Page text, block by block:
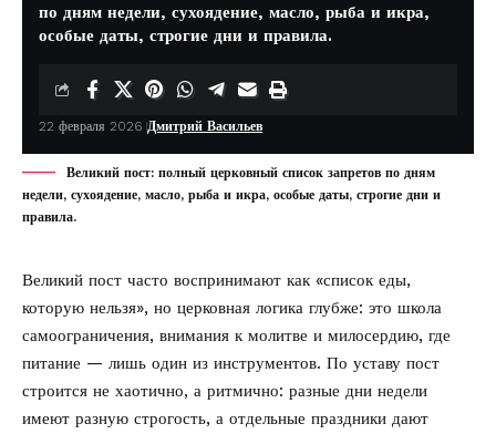
по дням недели, сухоядение, масло, рыба и икра,
особые даты, строгие дни и правила.
22 февраля 2026 Дмитрий Васильев
Великий пост: полный церковный список запретов по дням
недели, сухоядение, масло, рыба и икра, особые даты, строгие дни и
правила.
Великий пост часто воспринимают как «список еды,
которую нельзя», но церковная логика глубже: это школа
самоограничения, внимания к молитве и милосердию, где
питание — лишь один из инструментов. По уставу пост
строится не хаотично, а ритмично: разные дни недели
имеют разную строгость, а отдельные праздники дают